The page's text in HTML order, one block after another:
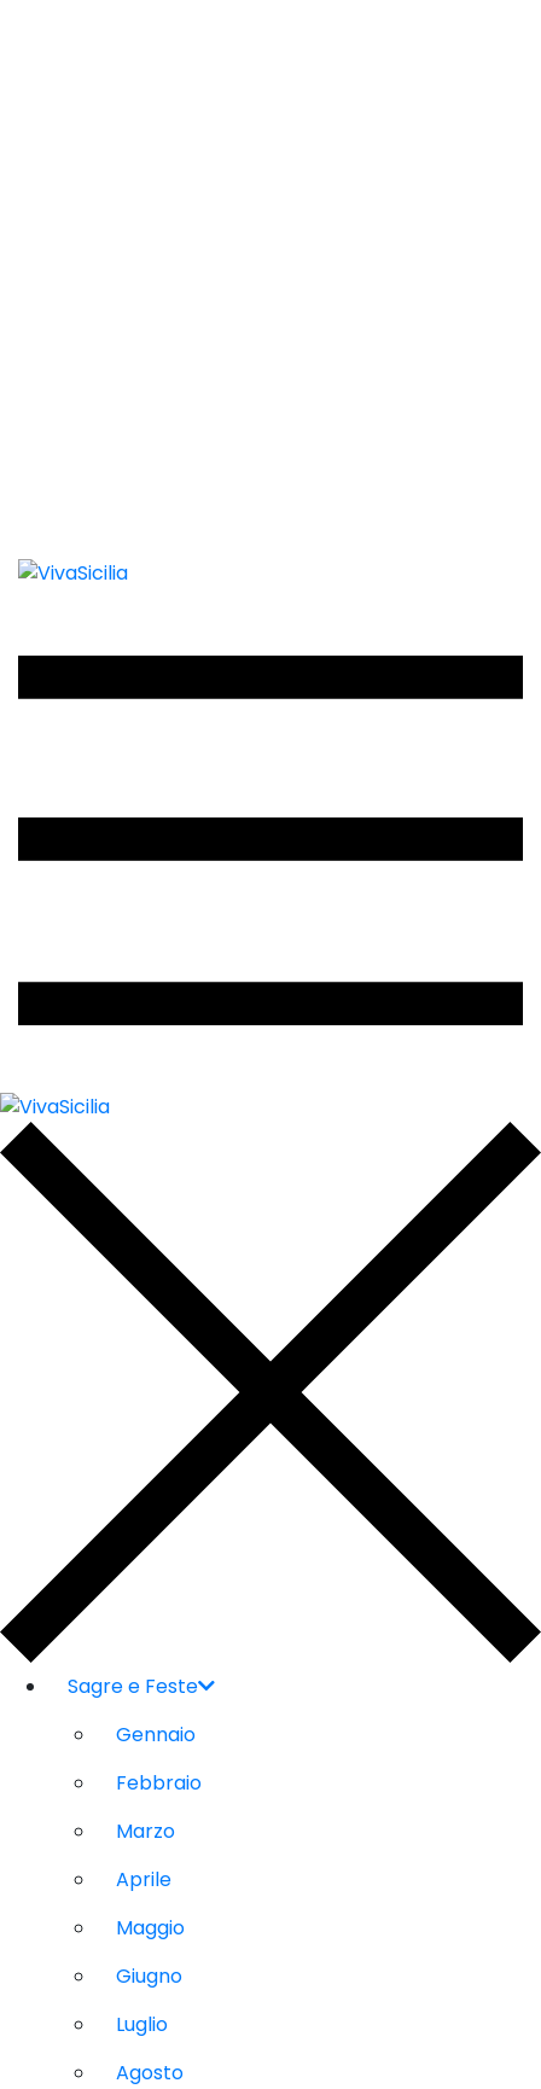
Sagre e Feste
Gennaio
Febbraio
Marzo
Aprile
Maggio
Giugno
Luglio
Agosto